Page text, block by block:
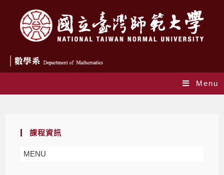
Menu
課程資訊
MENU